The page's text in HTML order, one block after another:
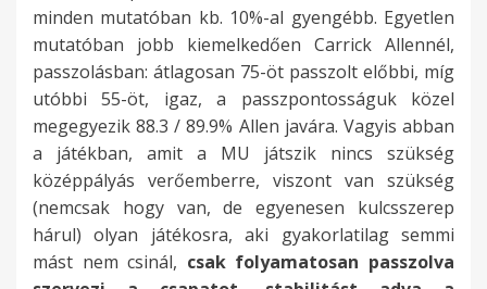
i
Ú
j
p
e
s
t
e
l
l
g
d
ö
b
b
e
n
t
ő
m
.
T
a
v
a
s
s
z
a
l
l
v
á
r
n
i
.
F
e
l
ü
e
l
l
e
t
t
a
p
a
s
s
e
l
)
.
A
z
e
l
ő
b
,
h
o
g
y
b
e
l
e
i
l
a
p
o
z
á
s
t
,
a
z
i
s
c
s
a
p
a
t
o
k
s
z
e
z
o
n
t
?
S
o
y
a
n
c
s
a
p
a
t
b
e
n
e
g
y
r
e
m
e
k
t
é
k
b
a
n
.
n
a
p
o
k
k
a
l
k
é
c
á
f
o
l
n
i
a
z
ő
minden mutatóban kb. 10%-al gyengébb. Egyetlen
mutatóban jobb kiemelkedően Carrick Allennél,
passzolásban: átlagosan 75-öt passzolt előbbi, míg
utóbbi 55-öt, igaz, a passzpontosságuk közel
megegyezik 88.3 / 89.9% Allen javára. Vagyis abban
a játékban, amit a MU játszik nincs szükség
középpályás verőemberre, viszont van szükség
(nemcsak hogy van, de egyenesen kulcsszerep
hárul) olyan játékosra, aki gyakorlatilag semmi
mást nem csinál, csak folyamatosan passzolva